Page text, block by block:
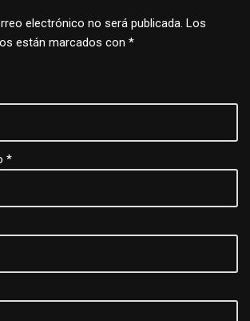
electrónico no será publicada. Los
están marcados con *
*